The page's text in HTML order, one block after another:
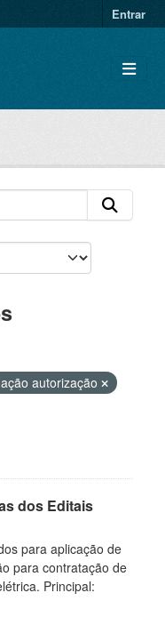
Entrar
autorização
dos Editais
para aplicação de
para contratação de
Principal: